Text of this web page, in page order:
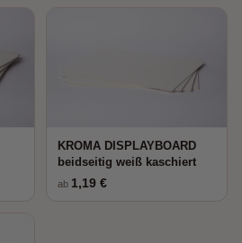
KROMA DISPLAYBOARD
beidseitig weiß kaschiert
ab 1,19 €